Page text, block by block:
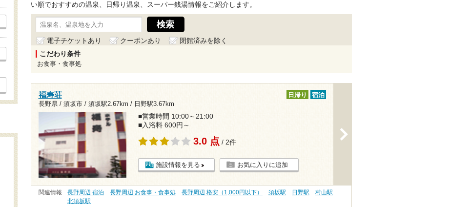
い順でおすすめの温泉、日帰り温泉、スーパー銭湯情報をご紹介します。
電子チケットあり クーポンあり
閉館済みを除く
こだわり条件
お食事・食事処
福寿荘
長野県 / 須坂市 / 須坂駅2.67km / 日野駅3.67km
日帰り 宿泊
■営業時間 10:00～21:00
■入浴料 600円～
3.0 点 / 2件
施設情報を見る お気に入りに追加
関連情報 長野周辺 宿泊 長野周辺 お食事・食事処 長野周辺 格安（1,000円以下） 須坂駅 日野駅
村山駅
北須坂駅